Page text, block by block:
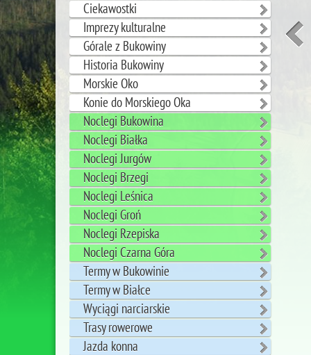
Ciekawostki
Imprezy kulturalne
Górale z Bukowiny
Historia Bukowiny
Morskie Oko
Konie do Morskiego Oka
Noclegi Bukowina
Noclegi Białka
Noclegi Jurgów
Noclegi Brzegi
Noclegi Leśnica
Noclegi Groń
Noclegi Rzepiska
Noclegi Czarna Góra
Termy w Bukowinie
Termy w Białce
Wyciągi narciarskie
Trasy rowerowe
Jazda konna